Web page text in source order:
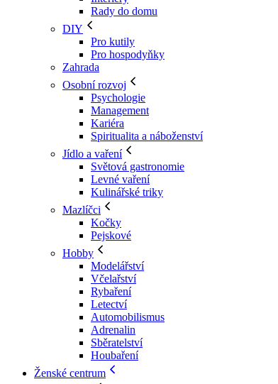
Rady do domu
DIY
Pro kutily
Pro hospodyňky
Zahrada
Osobní rozvoj
Psychologie
Management
Kariéra
Spiritualita a náboženství
Jídlo a vaření
Světová gastronomie
Levné vaření
Kulinářské triky
Mazlíčci
Kočky
Pejskové
Hobby
Modelářství
Včelařství
Rybaření
Letectví
Automobilismus
Adrenalin
Sběratelství
Houbaření
Ženské centrum